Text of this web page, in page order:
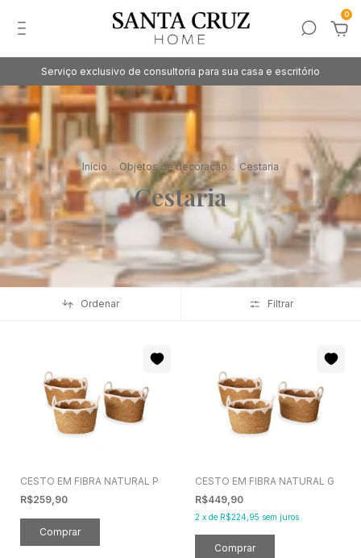
0
Serviço exclusivo de consultoria para sua casa e escritório
Início . Objetos de decoração . Cestaria
Cestaria
Ordenar Filtrar
CESTO EM FIBRA NATURAL P
R$259,90
CESTO EM FIBRA NATURAL G
R$449,90
2 x de R$224,95 sem juros